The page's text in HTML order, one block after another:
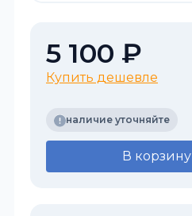
5 100 ₽
Купить дешевле
наличие уточняйте
В корзину